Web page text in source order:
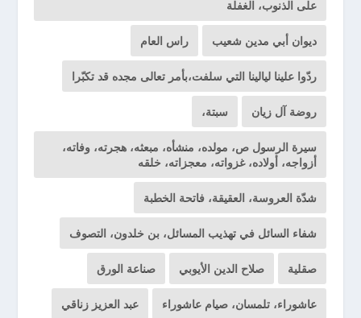
على الذنوب، الغفلة
ديوان أبي مدين شعيب راس العام
ردّوا علينا ليالينا التي سلفت،بأمر تعالى مجده قد تكبّرا
روضة آل زيان سبتة،
سيرة الرسول ص، مولده، منشأه، مبعثه، هجرته، وفاته،
أزواجه، أولاده، غزواته، معجزاته، خلقه
شدّة العروسة، العقيقة، فاتحة الخطبة
شفاء السائل في تهذيب المسائل، بن خلدون، التصوف
صقلية صلاح الدين الأيوبي صناعة الورق
عاشوراء، تلمسان، صيام عاشوراء عبد العزيز زناقي